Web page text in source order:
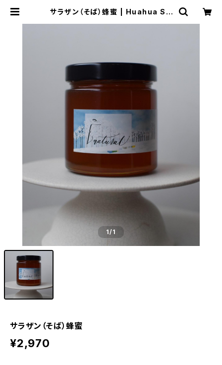
サラザン（そば）蜂蜜 | Huahua SH
1/1
サラザン（そば）蜂蜜
¥2,970